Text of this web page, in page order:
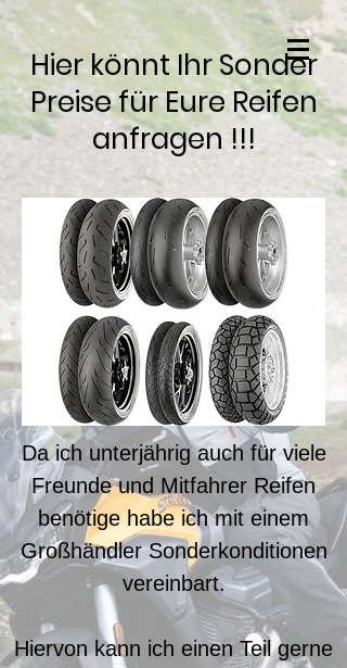
Hier könnt Ihr Sonder
Preise für Eure Reifen
anfragen !!!
Da ich unterjährig auch für viele
Freunde und Mitfahrer Reifen
benötige habe ich mit einem
Großhändler Sonderkonditionen
vereinbart.
Hiervon kann ich einen Teil gerne